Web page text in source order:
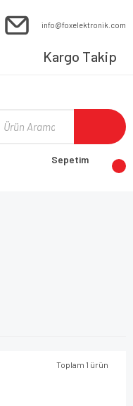
info@foxelektronik.com
Kargo Takip
Sepetim
Toplam 1 ürün